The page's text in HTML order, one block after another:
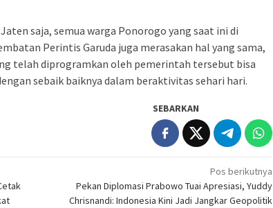
saja, semua warga Ponorogo yang saat ini di
Perintis Garuda juga merasakan hal yang sama,
telah diprogramkan oleh pemerintah tersebut bisa
sebaik baiknya dalam beraktivitas sehari hari.
SEBARKAN
Pos berikutnya
Pekan Diplomasi Prabowo Tuai Apresiasi, Yuddy
Chrisnandi: Indonesia Kini Jadi Jangkar Geopolitik